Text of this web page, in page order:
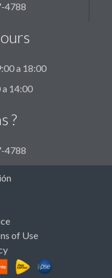
4788
a 18:00
a 14:00
?
4788
of Use